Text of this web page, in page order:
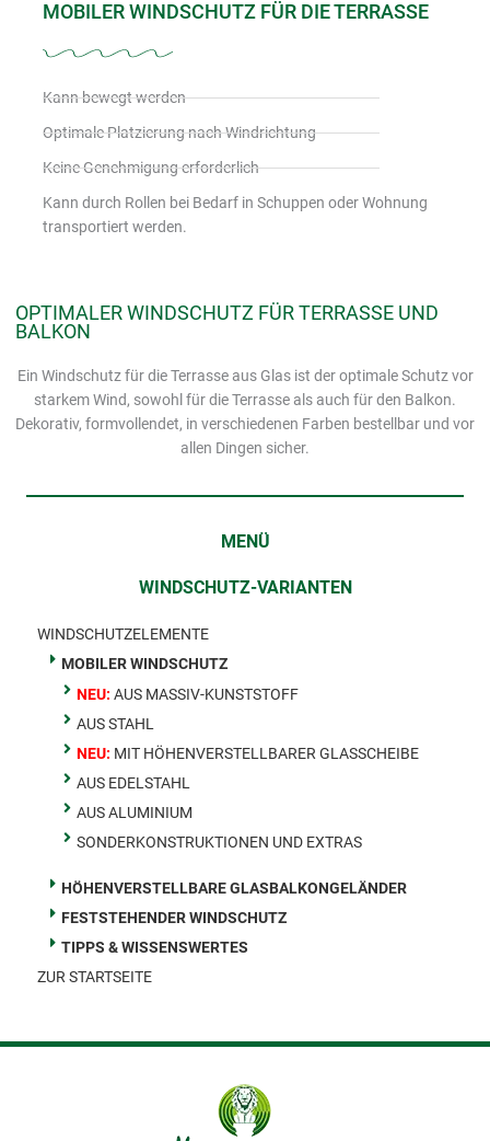
MENÜ
WINDSCHUTZ-VARIANTEN
WINDSCHUTZELEMENTE
MOBILER WINDSCHUTZ
NEU: AUS MASSIV-KUNSTSTOFF
AUS STAHL
NEU: MIT HÖHENVERSTELLBARER GLASSCHEIBE
AUS EDELSTAHL
AUS ALUMINIUM
SONDERKONSTRUKTIONEN UND EXTRAS
HÖHENVERSTELLBARE GLASBALKONGELÄNDER
FESTSTEHENDER WINDSCHUTZ
TIPPS & WISSENSWERTES
ZUR STARTSEITE
MOBILER WINDSCHUTZ FÜR DIE TERRASSE
Kann bewegt werden
Optimale Platzierung nach Windrichtung
Keine Genehmigung erforderlich
Kann durch Rollen bei Bedarf in Schuppen oder Wohnung
transportiert werden.
OPTIMALER WINDSCHUTZ FÜR TERRASSE UND
BALKON
Ein Windschutz für die Terrasse aus Glas ist der optimale Schutz vor
starkem Wind, sowohl für die Terrasse als auch für den Balkon.
Dekorativ, formvollendet, in verschiedenen Farben bestellbar und vor
allen Dingen sicher.